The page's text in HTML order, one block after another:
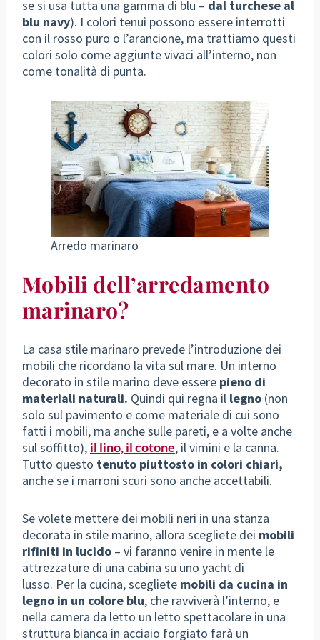
se si usa tutta una gamma di blu – dal turchese al
blu navy). I colori tenui possono essere interrotti
con il rosso puro o l’arancione, ma trattiamo questi
colori solo come aggiunte vivaci all’interno, non
come tonalità di punta.
Arredo marinaro
Mobili dell’arredamento
marinaro?
La casa stile marinaro prevede l’introduzione dei
mobili che ricordano la vita sul mare. Un interno
decorato in stile marino deve essere pieno di
materiali naturali. Quindi qui regna il legno(non
solo sul pavimento e come materiale di cui sono
fatti i mobili, ma anche sulle pareti, e a volte anche
sul soffitto), il lino, il cotone, il vimini e la canna.
Tutto questo tenuto piuttosto in colori chiari,
anche se i marroni scuri sono anche accettabili.
Se volete mettere dei mobili neri in una stanza
decorata in stile marino, allora scegliete dei mobili
rifiniti in lucido– vi faranno venire in mente le
attrezzature di una cabina su uno yacht di
lusso. Per la cucina, scegliete mobili da cucina in
legno in un colore blu, che ravviverà l’interno, e
nella camera da letto un letto spettacolare in una
struttura bianca in acciaio forgiato farà un